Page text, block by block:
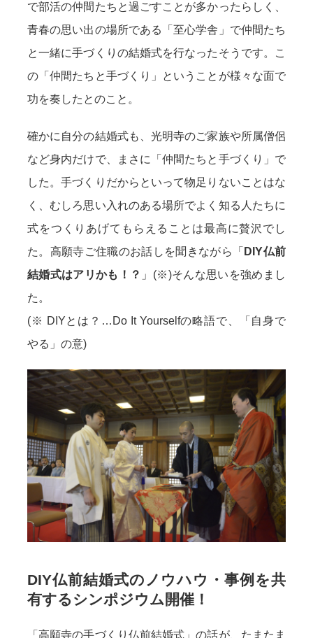
で部活の仲間たちと過ごすことが多かったらしく、
青春の思い出の場所である「至心学舎」で仲間たち
と一緒に手づくりの結婚式を行なったそうです。こ
の「仲間たちと手づくり」ということが様々な面で
功を奏したとのこと。
確かに自分の結婚式も、光明寺のご家族や所属僧侶
など身内だけで、まさに「仲間たちと手づくり」で
した。手づくりだからといって物足りないことはな
く、むしろ思い入れのある場所でよく知る人たちに
式をつくりあげてもらえることは最高に贅沢でし
た。高願寺ご住職のお話しを聞きながら「 DIY仏前
結婚式はアリかも！？ 」(※)そんな思いを強めまし
た。
(※ DIYとは？…Do It Yourselfの略語で、「自身で
やる」の意)
DIY仏前結婚式のノウハウ・事例を共
有するシンポジウム開催！
「高願寺の手づくり仏前結婚式」の話が、たまたま